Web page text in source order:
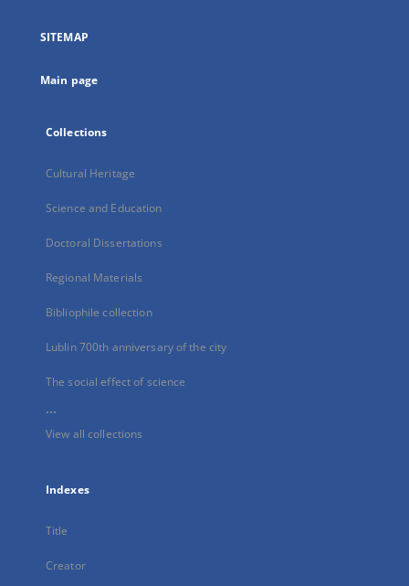
new
SITEMAP
Main page
Collections
Cultural Heritage
Science and Education
Doctoral Dissertations
Regional Materials
Bibliophile collection
Lublin 700th anniversary of the city
The social effect of science
...
View all collections
Indexes
Title
Creator